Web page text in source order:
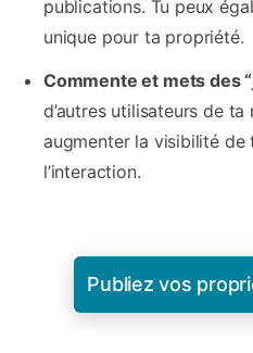
publications. Tu peux
unique pour ta propriété.
Commente et mets des
d’autres utilisateurs de
augmenter la visibilité
l’interaction.
Publiez vos